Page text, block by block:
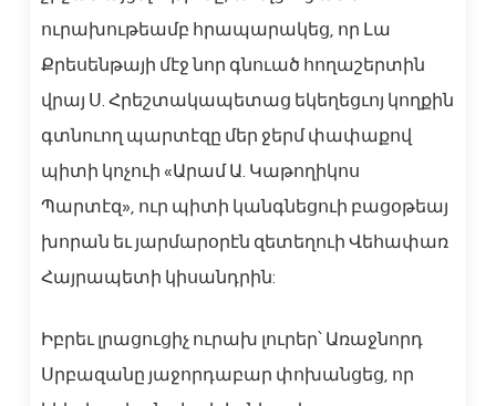
ուրախութեամբ հրապարակեց, որ Լա
Քրեսենթայի մէջ նոր գնուած հողաշերտին
վրայ Ս. Հրեշտակապետաց եկեղեցւոյ կողքին
գտնուող պարտէզը մեր ջերմ փափաքով
պիտի կոչուի «Արամ Ա. Կաթողիկոս
Պարտէզ», ուր պիտի կանգնեցուի բացօթեայ
խորան եւ յարմարօրէն զետեղուի Վեհափառ
Հայրապետի կիսանդրին:
Իբրեւ լրացուցիչ ուրախ լուրեր՝ Առաջնորդ
Սրբազանը յաջորդաբար փոխանցեց, որ